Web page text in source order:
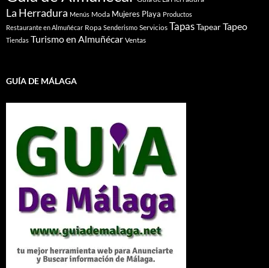
La Herradura Menús Moda Mujeres Playa Productos
Restaurante en Almuñécar Ropa Senderismo Servicios TapasTapearTapeo
Tiendas Turismo en Almuñécar Ventas
GUÍA DE MÁLAGA